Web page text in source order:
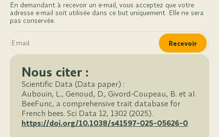
En demandant à recevoir un e-mail, vous acceptez que votre
adresse e-mail soit utilisée dans ce but uniquement. Elle ne sera
pas conservée.
Recevoir
Nous citer :
Scientific Data (Data paper) :
Aubouin, L., Genoud, D., Givord-Coupeau, B. et al.
BeeFunc, a comprehensive trait database for
French bees. Sci Data 12, 1302 (2025).
https://doi.org/10.1038/s41597-025-05626-0